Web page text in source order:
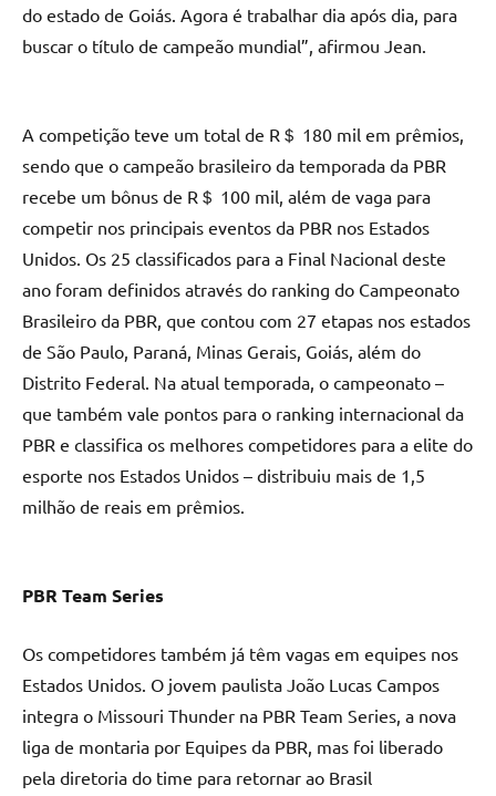
do estado de Goiás. Agora é trabalhar dia após dia, para
buscar o título de campeão mundial”, afirmou Jean.
A competição teve um total de R＄ 180 mil em prêmios,
sendo que o campeão brasileiro da temporada da PBR
recebe um bônus de R＄ 100 mil, além de vaga para
competir nos principais eventos da PBR nos Estados
Unidos. Os 25 classificados para a Final Nacional deste
ano foram definidos através do ranking do Campeonato
Brasileiro da PBR, que contou com 27 etapas nos estados
de São Paulo, Paraná, Minas Gerais, Goiás, além do
Distrito Federal. Na atual temporada, o campeonato –
que também vale pontos para o ranking internacional da
PBR e classifica os melhores competidores para a elite do
esporte nos Estados Unidos – distribuiu mais de 1,5
milhão de reais em prêmios.
PBR Team Series
Os competidores também já têm vagas em equipes nos
Estados Unidos. O jovem paulista João Lucas Campos
integra o Missouri Thunder na PBR Team Series, a nova
liga de montaria por Equipes da PBR, mas foi liberado
pela diretoria do time para retornar ao Brasil